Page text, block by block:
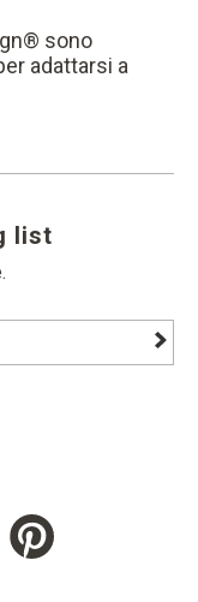
sono
adattarsi a
list